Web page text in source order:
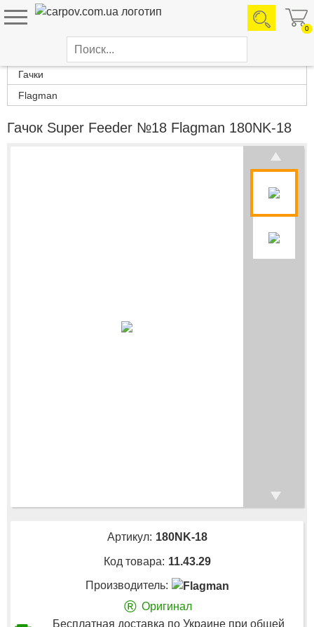
0
Каталог товаров
Гачки
Flagman
Гачок Super Feeder №18 Flagman 180NK-18
Артикул: 180NK-18
Код товара: 11.43.29
Производитель:
® Оригинал
Бесплатная доставка по Украине при общей